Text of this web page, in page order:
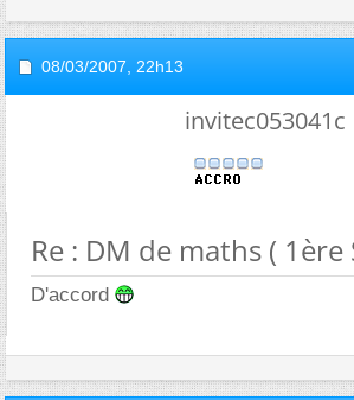
08/03/2007, 22h13
invitec053041c
Re : DM de maths ( 1ère
D'accord